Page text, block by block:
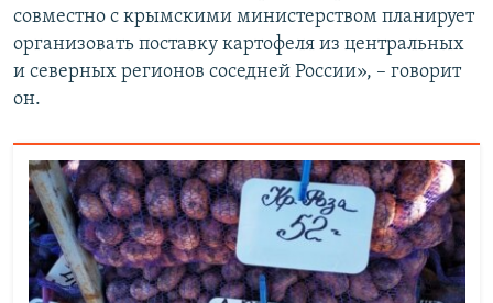
совместно с крымскими министерством планирует
организовать поставку картофеля из центральных
и северных регионов соседней России», – говорит
он.